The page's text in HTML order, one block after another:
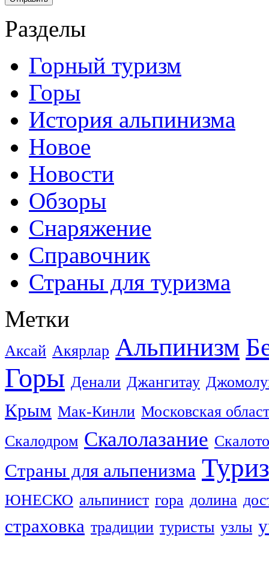
Разделы
Горный туризм
Горы
История альпинизма
Новое
Новости
Обзоры
Снаряжение
Справочник
Страны для туризма
Метки
Аксай Акярлар Альпинизм
Горы Денали Джангитау
Крым Мак-Кинли Московская
Скалодром Скалолазание
Страны для альпенизма
ЮНЕСКО альпинист гора долина
страховка традиции туристы узлы